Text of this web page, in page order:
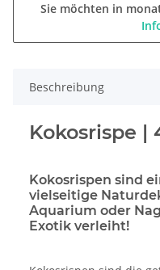
Sie möchten in
Beschreibung
Kokosrispe |
Kokosrispen sind
vielseitige
Aquarium oder
Exotik verleiht!